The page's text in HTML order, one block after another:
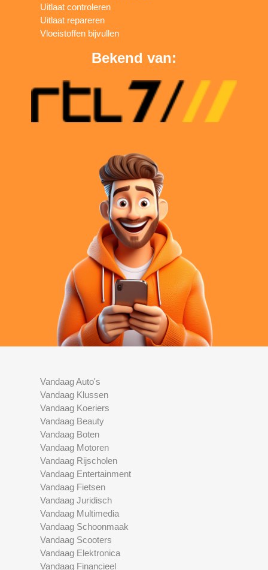
Uitlaat controleren
Uitlaat repareren
Vloeistoffen bijvullen
Bekend van:
Vandaag Auto's
Vandaag Klussen
Vandaag Koeriers
Vandaag Beauty
Vandaag Boten
Vandaag Motoren
Vandaag Rijscholen
Vandaag Entertainment
Vandaag Fietsen
Vandaag Juridisch
Vandaag Multimedia
Vandaag Schoonmaak
Vandaag Scooters
Vandaag Elektronica
Vandaag Financieel